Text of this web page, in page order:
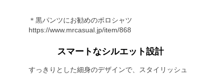
＊黒パンツにお勧めのポロシャツ
https://www.mrcasual.jp/item/868
スマートなシルエット設計
すっきりとした細身のデザインで、スタイリッシュ